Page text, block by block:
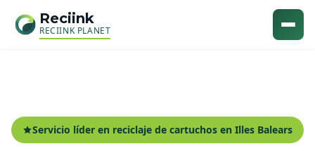
Reciink
RECIINK PLANET
Servicio líder en reciclaje de cartuchos en Illes Balears